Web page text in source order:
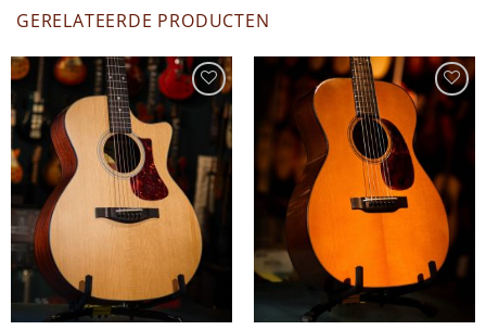
GERELATEERDE PRODUCTEN